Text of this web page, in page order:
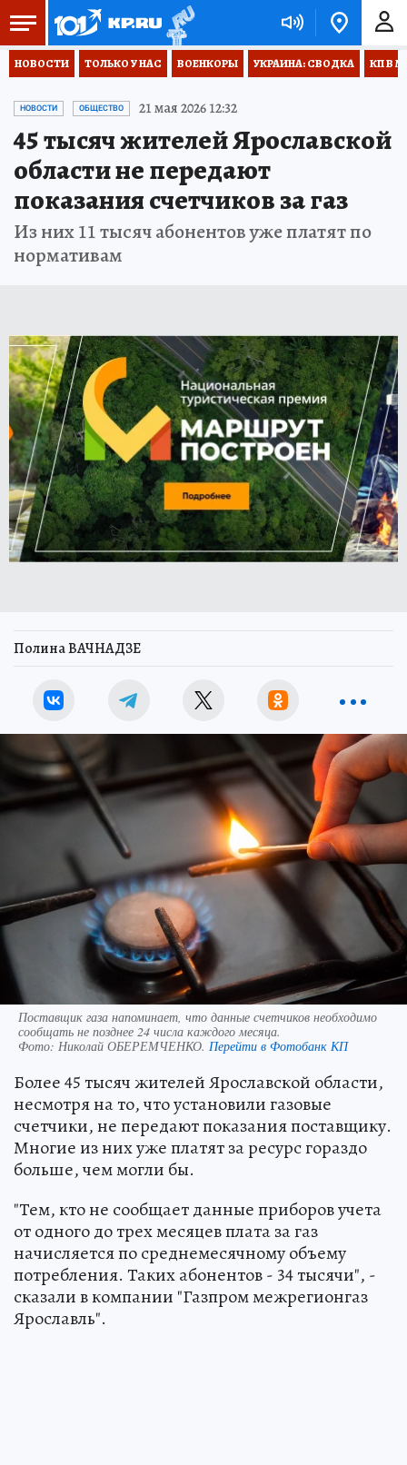
НОВОСТИ ТОЛЬКО У НАС ВОЕНКОРЫ УКРАИНА: СВОДКА КП В
НОВОСТИ ОБЩЕСТВО 21 мая 2026 12:32
45 тысяч жителей Ярославской
области не передают
показания счетчиков за газ
Из них 11 тысяч абонентов уже платят по
нормативам
Полина ВАЧНАДЗЕ
Поставщик газа напоминает, что данные счетчиков необходимо
сообщать не позднее 24 числа каждого месяца.
Фото: Николай ОБЕРЕМЧЕНКО. Перейти в Фотобанк КП
Более 45 тысяч жителей Ярославской области,
несмотря на то, что установили газовые
счетчики, не передают показания поставщику.
Многие из них уже платят за ресурс гораздо
больше, чем могли бы.
"Тем, кто не сообщает данные приборов учета
от одного до трех месяцев плата за газ
начисляется по среднемесячному объему
потребления. Таких абонентов - 34 тысячи", -
сказали в компании "Газпром межрегионгаз
Ярославль".